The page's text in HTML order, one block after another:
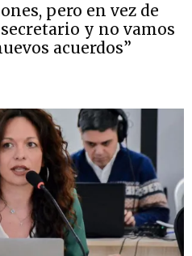
pero en vez de
y no vamos
acuerdos”